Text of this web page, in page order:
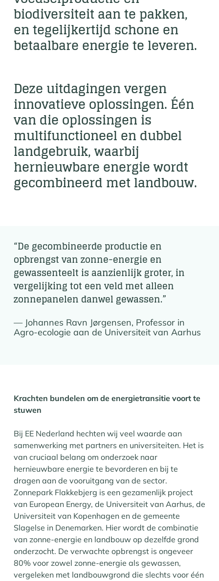
biodiversiteit aan te pakken,
en tegelijkertijd schone en
betaalbare energie te leveren.
Deze uitdagingen vergen
innovatieve oplossingen. Één
van die oplossingen is
multifunctioneel en dubbel
landgebruik, waarbij
hernieuwbare energie wordt
gecombineerd met landbouw.
“De gecombineerde productie en
opbrengst van zonne-energie en
gewassenteelt is aanzienlijk groter, in
vergelijking tot een veld met alleen
zonnepanelen danwel gewassen.”
Johannes Ravn Jørgensen, Professor in
Agro-ecologie aan de Universiteit van Aarhus
Krachten bundelen om de energietransitie voort te
stuwen
Bij EE Nederland hechten wij veel waarde aan
samenwerking met partners en universiteiten. Het is
van cruciaal belang om onderzoek naar
hernieuwbare energie te bevorderen en bij te
dragen aan de vooruitgang van de sector.
Zonnepark Flakkebjerg is een gezamenlijk project
van European Energy, de Universiteit van Aarhus, de
Universiteit van Kopenhagen en de gemeente
Slagelse in Denemarken. Hier wordt de combinatie
van zonne-energie en landbouw op dezelfde grond
onderzocht. De verwachte opbrengst is ongeveer
80% voor zowel zonne-energie als gewassen,
vergeleken met landbouwgrond die slechts voor één